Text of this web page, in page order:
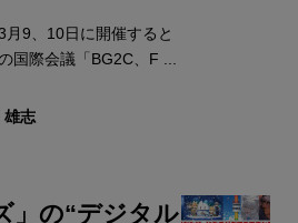
9、10日に開催すると
国際会議「BG2C、F ...
雄志
」の“デジタル